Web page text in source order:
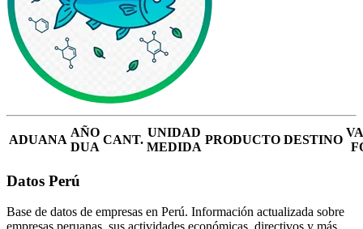
ADUANA
AÑO
DUA
CANT.
UNIDAD
MEDIDA
PRODUCTO DESTINO
Datos Perú
Base de datos de empresas en Perú. Información actualizada sobre